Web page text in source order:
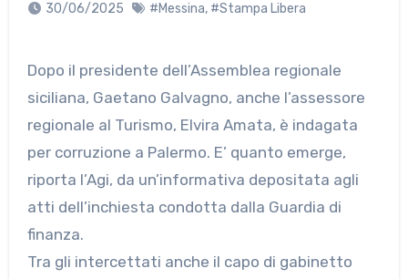
30/06/2025 #Messina, #Stampa Libera
Dopo il presidente dell’Assemblea regionale
siciliana, Gaetano Galvagno, anche l’assessore
regionale al Turismo, Elvira Amata, è indagata
per corruzione a Palermo. E’ quanto emerge,
riporta l’Agi, da un’informativa depositata agli
atti dell’inchiesta condotta dalla Guardia di
finanza.
Tra gli intercettati anche il capo di gabinetto